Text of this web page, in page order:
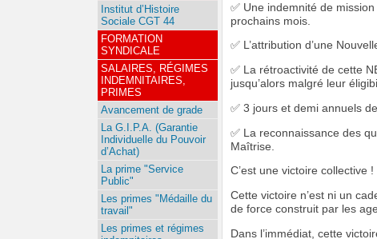
✅ Une indemnité de
prochains mois.
✅ L’attribution d’une
✅ La rétroactivité de cette
jusqu’alors malgré leur
✅ 3 jours et demi annuels
✅ La reconnaissance des
Maîtrise.
C’est une victoire collective !
Cette victoire n’est ni un
de force construit par les
Dans l’immédiat, cette
Institut d’Histoire
Sociale CGT 44
FORMATION
SYNDICALE
SALAIRES, RÉGIMES
INDEMNITAIRES,
PRIMES
Avancement de grade
La G.I.P.A. (Garantie
Individuelle du Pouvoir
d’Achat)
La prime "Service
Public"
Les primes "Médaille du
travail"
Les primes et régimes